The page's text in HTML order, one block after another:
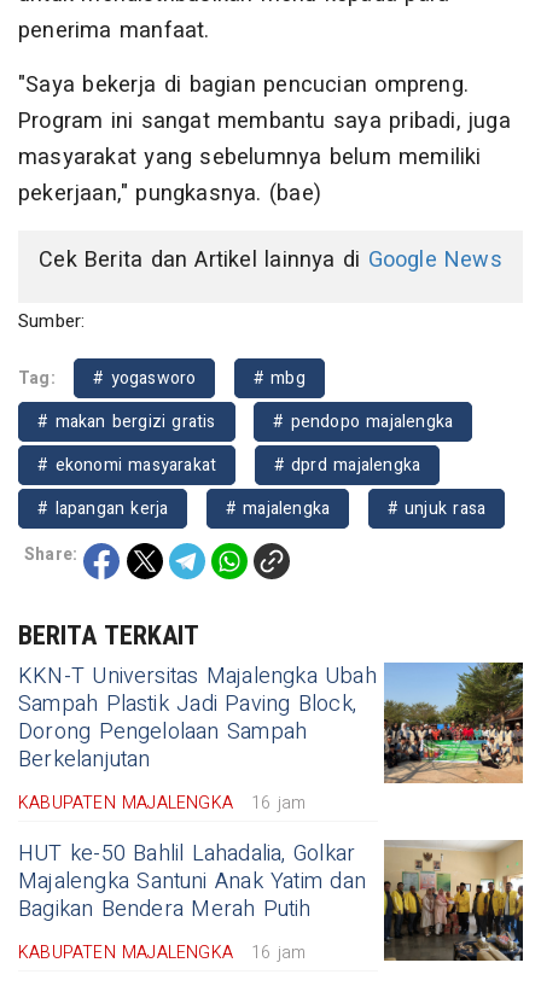
penerima manfaat.
"Saya bekerja di bagian pencucian ompreng.
Program ini sangat membantu saya pribadi, juga
masyarakat yang sebelumnya belum memiliki
pekerjaan," pungkasnya. (bae)
Cek Berita dan Artikel lainnya di Google News
Sumber:
Tag: # yogasworo
# mbg
# makan bergizi gratis
# pendopo majalengka
# ekonomi masyarakat
# dprd majalengka
# lapangan kerja
# majalengka
# unjuk rasa
Share:
BERITA TERKAIT
KKN-T Universitas Majalengka Ubah
Sampah Plastik Jadi Paving Block,
Dorong Pengelolaan Sampah
Berkelanjutan
KABUPATEN MAJALENGKA 16 jam
HUT ke-50 Bahlil Lahadalia, Golkar
Majalengka Santuni Anak Yatim dan
Bagikan Bendera Merah Putih
KABUPATEN MAJALENGKA 16 jam